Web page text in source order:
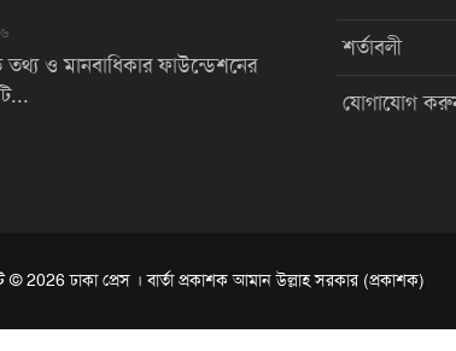
তথ্য ও মানবাধিকার ফাউন্ডেশনের
শর্তাবলী
যোগাযোগ
© 2026 ঢাকা প্রেস । বার্তা প্রকাশক আমান উল্লাহ সরকার (প্রকাশক)